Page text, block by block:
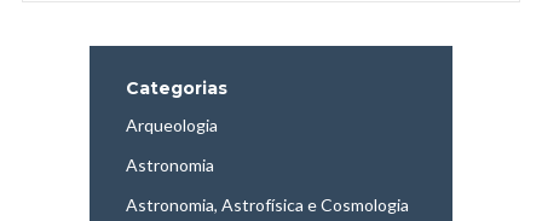
Categorias
Arqueologia
Astronomia
Astronomia, Astrofísica e Cosmologia